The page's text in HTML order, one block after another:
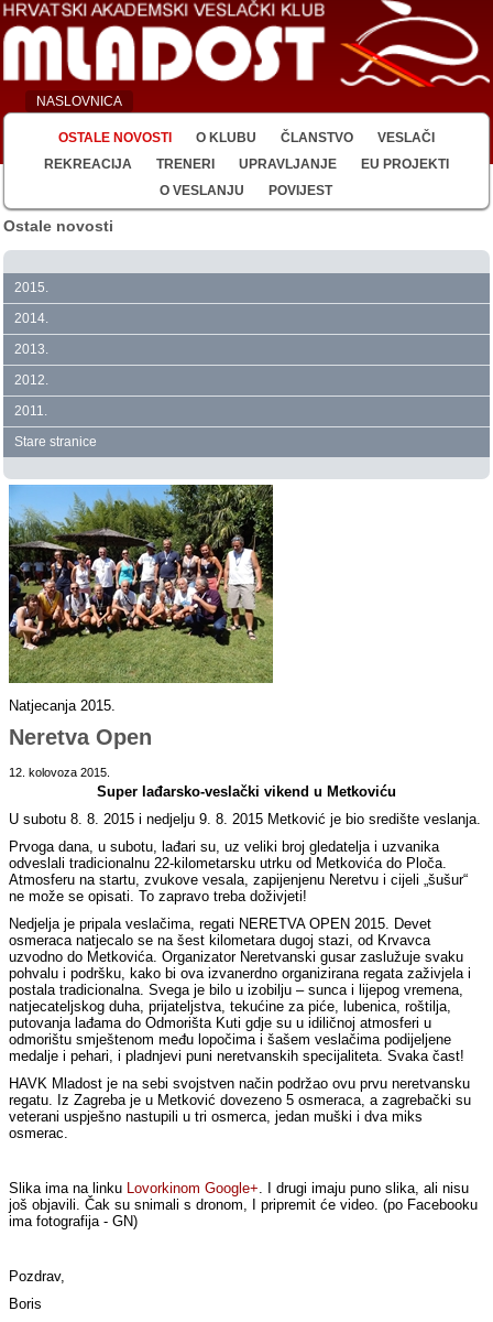
NASLOVNICA
OSTALE NOVOSTI O KLUBU ČLANSTVO
VESLAČI
REKREACIJA
TRENERI UPRAVLJANJE
EU PROJEKTI
O VESLANJU
POVIJEST
Ostale novosti
2015.
2014.
2013.
2012.
2011.
Stare stranice
Natjecanja 2015.
Neretva Open
12. kolovoza 2015.
Super lađarsko-veslački vikend u Metkoviću
U subotu 8. 8. 2015 i nedjelju 9. 8. 2015 Metković je bio središte veslanja.
Prvoga dana, u subotu, lađari su, uz veliki broj gledatelja i uzvanika
odveslali tradicionalnu 22-kilometarsku utrku od Metkovića do Ploča.
Atmosferu na startu, zvukove vesala, zapijenjenu Neretvu i cijeli „šušur“
ne može se opisati. To zapravo treba doživjeti!
Nedjelja je pripala veslačima, regati NERETVA OPEN 2015. Devet
osmeraca natjecalo se na šest kilometara dugoj stazi, od Krvavca
uzvodno do Metkovića. Organizator Neretvanski gusar zaslužuje svaku
pohvalu i podršku, kako bi ova izvanerdno organizirana regata zaživjela i
postala tradicionalna. Svega je bilo u izobilju – sunca i lijepog vremena,
natjecateljskog duha, prijateljstva, tekućine za piće, lubenica, roštilja,
putovanja lađama do Odmorišta Kuti gdje su u idiličnoj atmosferi u
odmorištu smještenom među lopočima i šašem veslačima podijeljene
medalje i pehari, i pladnjevi puni neretvanskih specijaliteta. Svaka čast!
HAVK Mladost je na sebi svojstven način podržao ovu prvu neretvansku
regatu. Iz Zagreba je u Metković dovezeno 5 osmeraca, a zagrebački su
veterani uspješno nastupili u tri osmerca, jedan muški i dva miks
osmerac.
Slika ima na linku Lovorkinom Google+. I drugi imaju puno slika, ali nisu
još objavili. Čak su snimali s dronom, I pripremit će video. (po Facebooku
ima fotografija - GN)
Pozdrav,
Boris